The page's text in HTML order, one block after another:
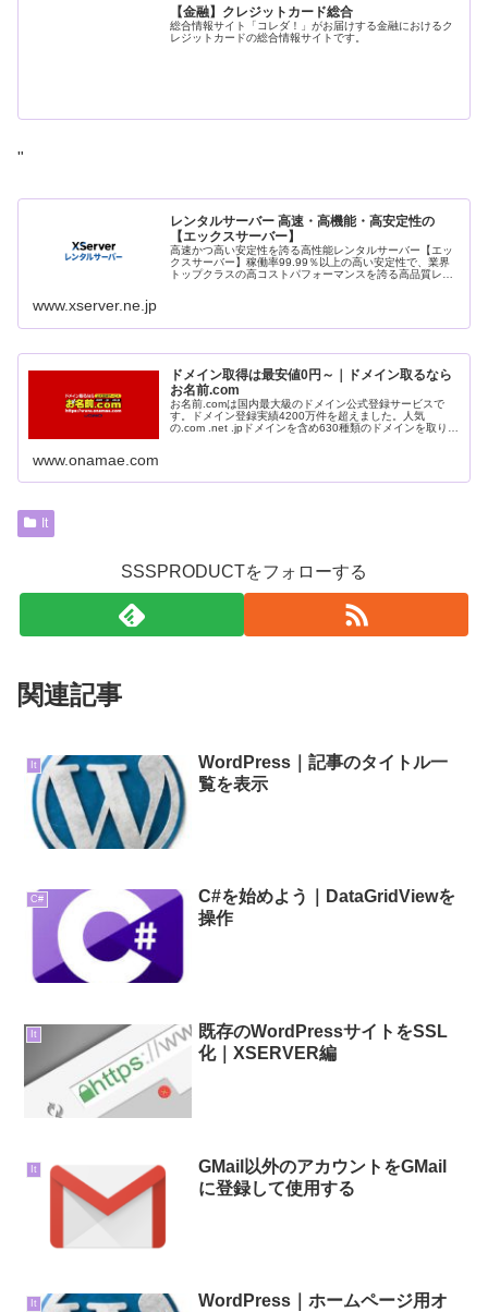
【金融】クレジットカード総合
総合情報サイト「コレダ！」がお届けする金融におけるク
レジットカードの総合情報サイトです。
"
レンタルサーバー 高速・高機能・高安定性の
【エックスサーバー】
高速かつ高い安定性を誇る高性能レンタルサーバー【エッ
クスサーバー】稼働率99.99％以上の高い安定性で、業界
トップクラスの高コストパフォーマンスを誇る高品質レン
www.xserver.ne.jp
ドメイン取得は最安値0円～｜ドメイン取るなら
お名前.com
お名前.comは国内最大級のドメイン公式登録サービスで
す。ドメイン登録実績4200万件を超えました。人気
の.com .net .jpドメインを含め630種類のドメインを取り扱
www.onamae.com
It
SSSPRODUCTをフォローする
関連記事
It
WordPress｜記事のタイトル一
覧を表示
C#
C#を始めよう｜DataGridViewを
操作
It
既存のWordPressサイトをSSL
化｜XSERVER編
It
GMail以外のアカウントをGMail
に登録して使用する
It
WordPress｜ホームページ用オ